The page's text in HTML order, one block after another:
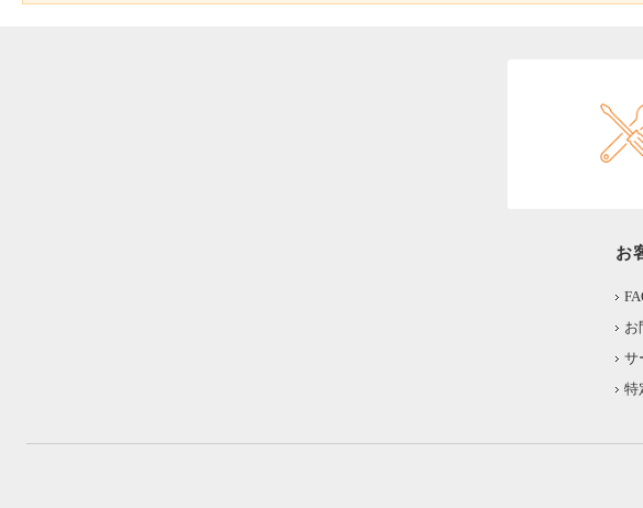
お
お
サ
特